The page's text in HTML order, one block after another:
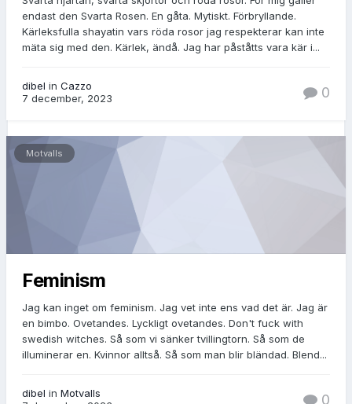
endast den Svarta Rosen. En gåta. Mytiskt. Förbryllande.
Kärleksfulla shayatin vars röda rosor jag respekterar kan inte
mäta sig med den. Kärlek, ändå. Jag har påståtts vara kär i...
dibel in Cazzo
7 december, 2023
0
Motvalls
Feminism
Jag kan inget om feminism. Jag vet inte ens vad det är. Jag är
en bimbo. Ovetandes. Lyckligt ovetandes. Don't fuck with
swedish witches. Så som vi sänker tvillingtorn. Så som de
illuminerar en. Kvinnor alltså. Så som man blir bländad. Blend...
dibel in Motvalls
0